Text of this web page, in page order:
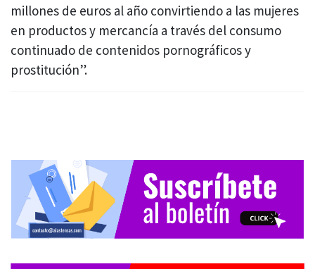
millones de euros al año convirtiendo a las mujeres
en productos y mercancía a través del consumo
continuado de contenidos pornográficos y
prostitución”.